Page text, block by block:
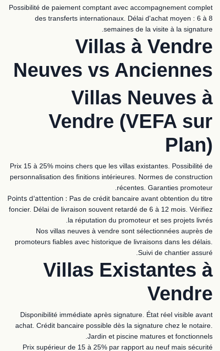
Possibilité de paiement comptant avec accompagnement complet
des transferts internationaux. Délai d'achat moyen : 6 à 8
semaines de la visite à la signature.
Villas à Vendre
Neuves vs Anciennes
Villas Neuves à
Vendre (VEFA sur
Plan)
Prix 15 à 25% moins chers que les villas existantes. Possibilité de
personnalisation des finitions intérieures. Normes de construction
récentes. Garanties promoteur.
Points d'attention : Pas de crédit bancaire avant obtention du titre
foncier. Délai de livraison souvent retardé de 6 à 12 mois. Vérifiez
la réputation du promoteur et ses projets livrés.
Nos villas neuves à vendre sont sélectionnées auprès de
promoteurs fiables avec historique de livraisons dans les délais.
Suivi de chantier assuré.
Villas Existantes à
Vendre
Disponibilité immédiate après signature. État réel visible avant
achat. Crédit bancaire possible dès la signature chez le notaire.
Jardin et piscine matures et fonctionnels.
Prix supérieur de 15 à 25% par rapport au neuf mais sécurité